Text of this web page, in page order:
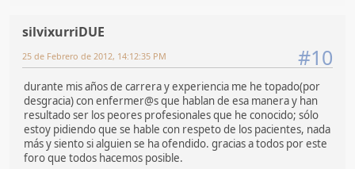
silvixurriDUE
#10
25 de Febrero de 2012, 14:12:35 PM
durante mis años de carrera y experiencia me he topado(por
desgracia) con enfermer@s que hablan de esa manera y han
resultado ser los peores profesionales que he conocido; sólo
estoy pidiendo que se hable con respeto de los pacientes, nada
más y siento si alguien se ha ofendido. gracias a todos por este
foro que todos hacemos posible.